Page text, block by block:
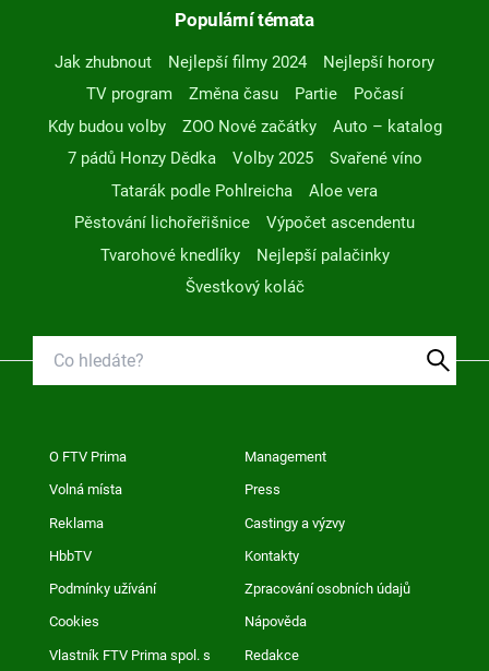
Populární témata
Jak zhubnout Nejlepší filmy 2024
Nejlepší horory
TV program
Změna času Partie
Počasí
Kdy budou volby
ZOO Nové začátky
Auto – katalog
7 pádů Honzy Dědka
Volby 2025
Svařené víno
Tatarák podle Pohlreicha
Aloe vera
Pěstování lichořeřišnice
Výpočet ascendentu
Tvarohové knedlíky
Nejlepší palačinky
Švestkový koláč
O FTV Prima Management
Volná místa Press
Reklama Castingy a výzvy
HbbTV Kontakty
Podmínky užívání Zpracování osobních údajů
Cookies Nápověda
Vlastník FTV Prima spol. s
Redakce